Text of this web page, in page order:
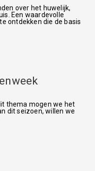
over het huwelijk,
Een waardevolle
ontdekken die de basis
thema mogen we het
dit seizoen, willen we